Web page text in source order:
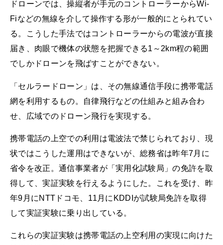
ドローンでは、操縦者が手元のコントローラーからWi-
Fiなどの無線を介して操作する形が一般的にとられてい
る。こうした手法ではコントローラーからの電波が直接
届き、肉眼で機体の状態を把握できる1～2km程の範囲
でしかドローンを飛ばすことができない。
「セルラードローン」は、その無線通信手段に携帯電話
網を利用するもの。自律飛行などの仕組みと組み合わ
せ、広域でのドローン飛行を実現する。
携帯電話の上空での利用は電波法で禁じられており、現
状ではこうした運用はできないが、総務省は昨年7月に
省令を改正。通信事業者が「実用化試験局」の免許を取
得して、実証実験を行えるようにした。これを受け、昨
年9月にNTTドコモ、11月にKDDIが試験局免許を取得
して実証実験に乗り出している。
これらの実証実験は携帯電話の上空利用の実現に向けた